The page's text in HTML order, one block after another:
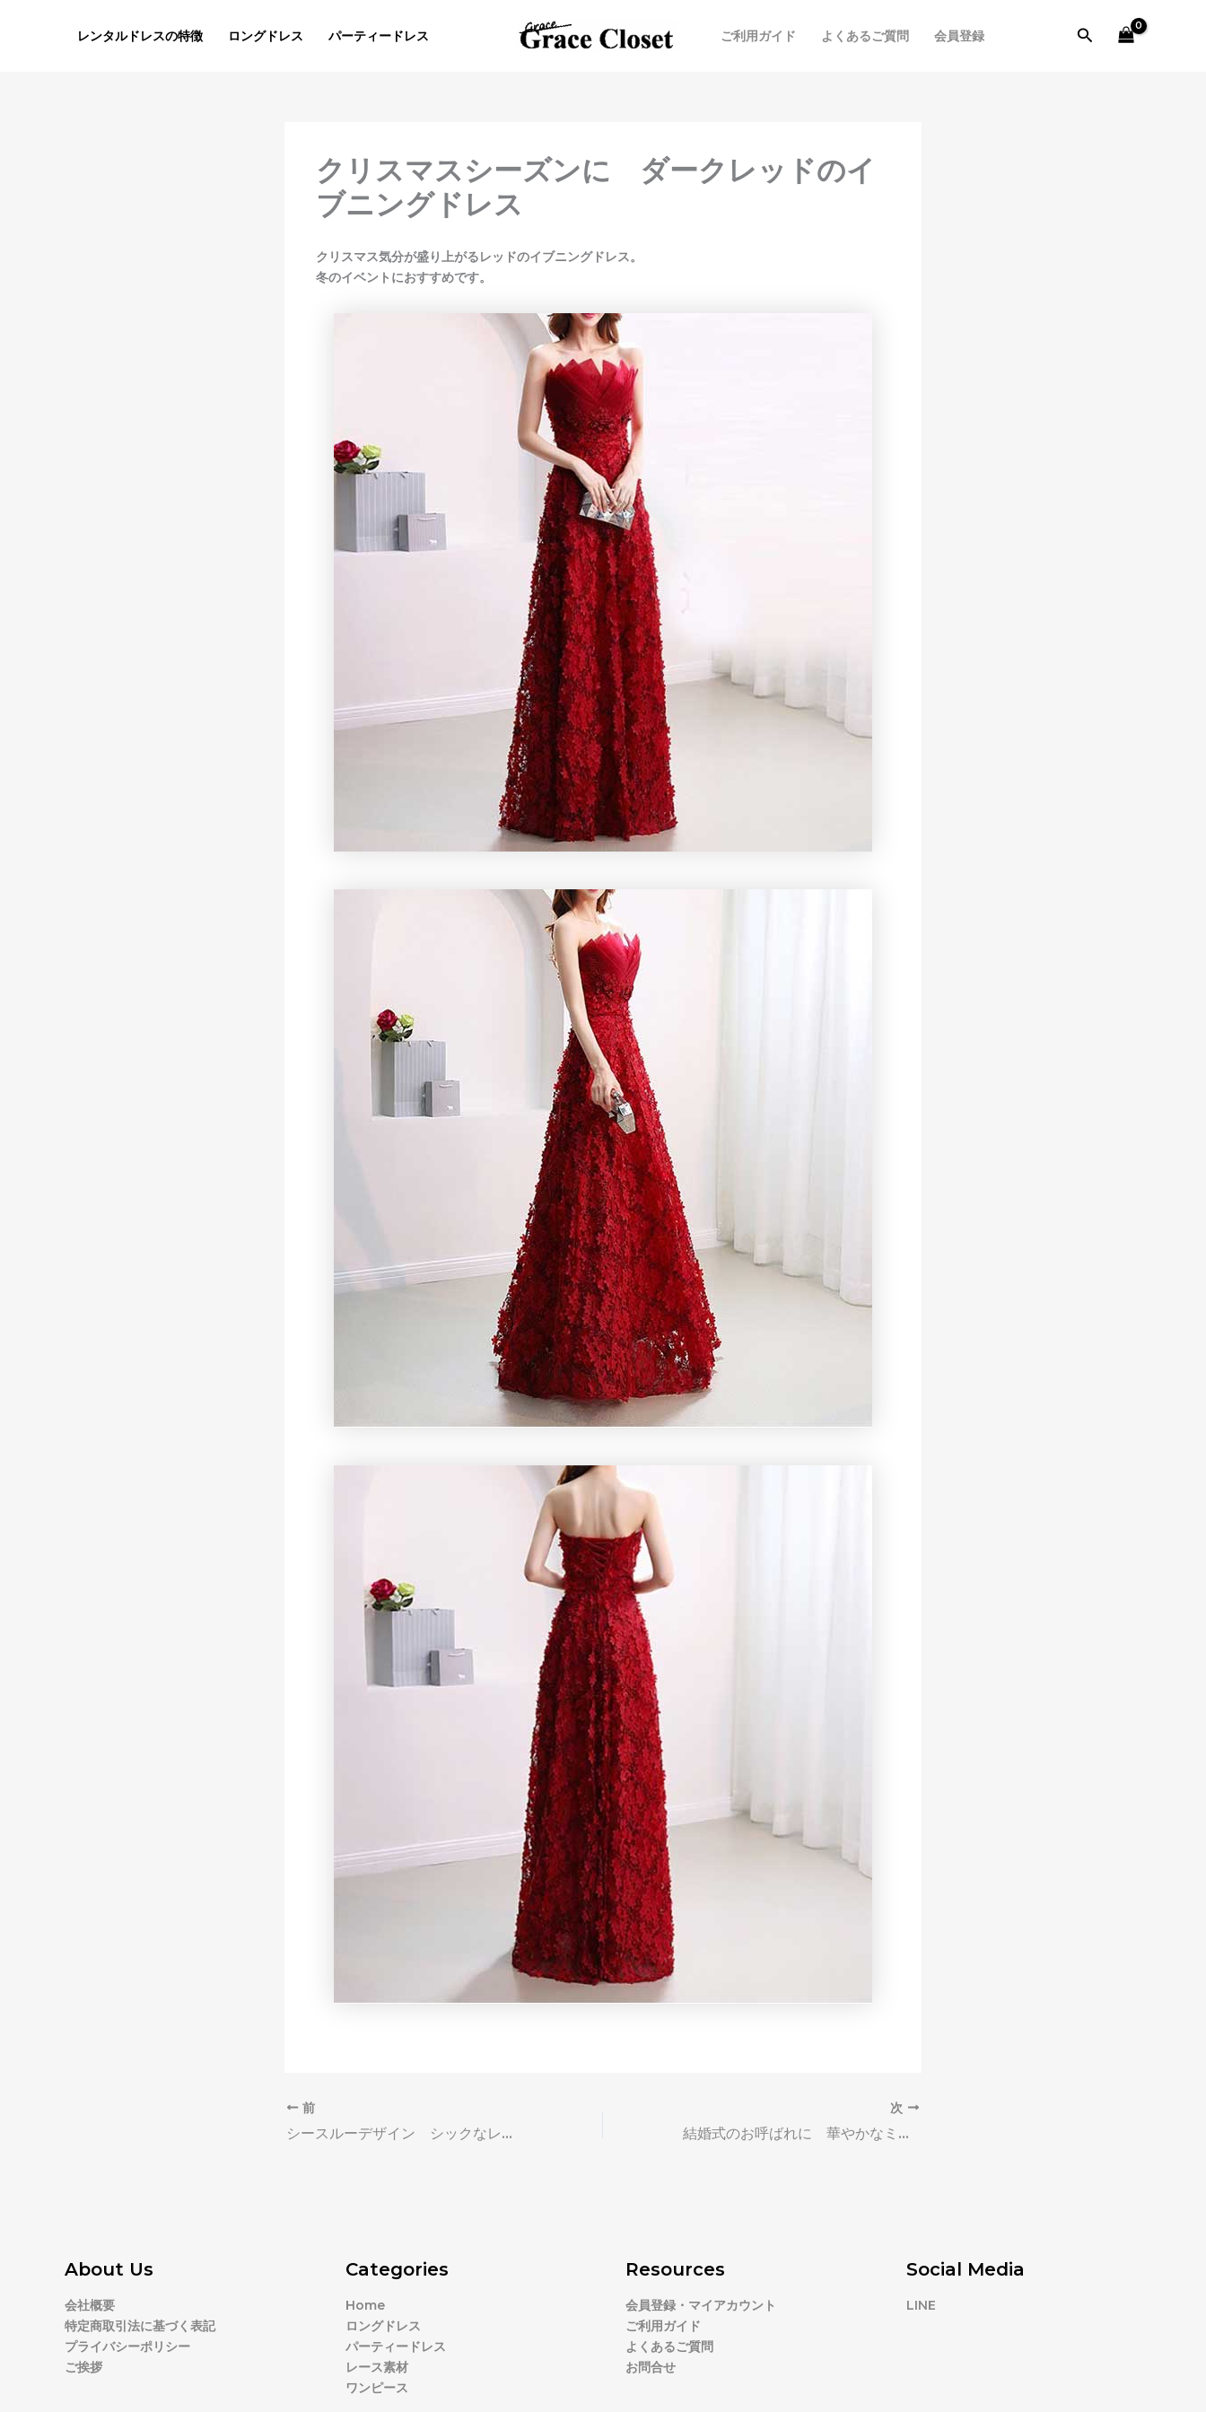
レンタルドレスの特徴 ロングドレス パーティードレス ご利用ガイド よくあるご質問 会員登録
検
クリスマスシーズンに ダークレッドのイ
ブニングドレス
クリスマス気分が盛り上がるレッドのイブニングドレス。
冬のイベントにおすすめです。
前
シースルーデザイン シックなレンタルドレス
次
結婚式のお呼ばれに 華やかなミディ丈ドレス
About Us
会社概要
特定商取引法に基づく表記
プライバシーポリシー
ご挨拶
Categories
Home
ロングドレス
パーティードレス
レース素材
ワンピース
Resources
会員登録・マイアカウント
ご利用ガイド
よくあるご質問
お問合せ
Social Media
LINE